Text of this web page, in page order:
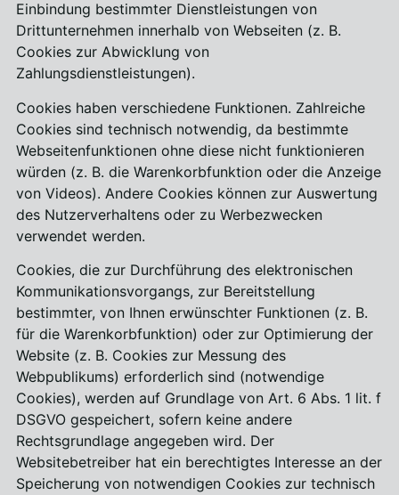
Einbindung bestimmter Dienstleistungen von
Drittunternehmen innerhalb von Webseiten (z. B.
Cookies zur Abwicklung von
Zahlungsdienstleistungen).
Cookies haben verschiedene Funktionen. Zahlreiche
Cookies sind technisch notwendig, da bestimmte
Webseitenfunktionen ohne diese nicht funktionieren
würden (z. B. die Warenkorbfunktion oder die Anzeige
von Videos). Andere Cookies können zur Auswertung
des Nutzerverhaltens oder zu Werbezwecken
verwendet werden.
Cookies, die zur Durchführung des elektronischen
Kommunikationsvorgangs, zur Bereitstellung
bestimmter, von Ihnen erwünschter Funktionen (z. B.
für die Warenkorbfunktion) oder zur Optimierung der
Website (z. B. Cookies zur Messung des
Webpublikums) erforderlich sind (notwendige
Cookies), werden auf Grundlage von Art. 6 Abs. 1 lit. f
DSGVO gespeichert, sofern keine andere
Rechtsgrundlage angegeben wird. Der
Websitebetreiber hat ein berechtigtes Interesse an der
Speicherung von notwendigen Cookies zur technisch